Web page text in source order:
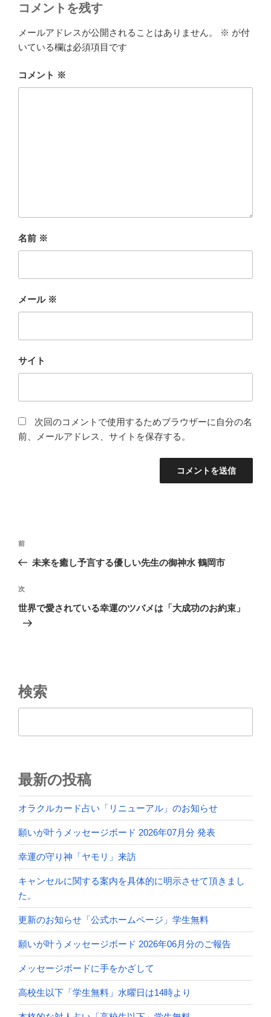
コメントを残す
メールアドレスが公開されることはありません。 ※ が付
いている欄は必須項目です
コメント ※
名前 ※
メール ※
サイト
次回のコメントで使用するためブラウザーに自分の名
前、メールアドレス、サイトを保存する。
投
ビ
ゲ
ー
前
の
稿
前
未来を癒し予言する優しい先生の御神水 鶴岡市
次
の
次
世界で愛されている幸運のツバメは「大成功のお約束」
検索
最新の投稿
オラクルカード占い「リニューアル」のお知らせ
願いが叶うメッセージボード 2026年07月分 発表
幸運の守り神「ヤモリ」来訪
キャンセルに関する案内を具体的に明示させて頂きまし
た。
更新のお知らせ「公式ホームページ」学生無料
願いが叶うメッセージボード 2026年06月分のご報告
メッセージボードに手をかざして
高校生以下「学生無料」水曜日は14時より